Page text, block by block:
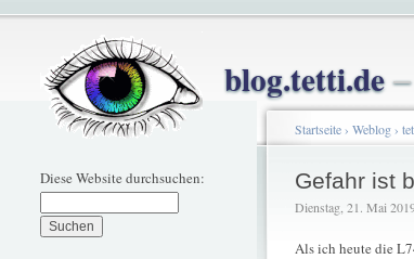
blog.tetti.de–
Diese Website durchsuchen:
Startseite› Weblog›
Gefahr ist
Dienstag, 21. Mai
Als ich heute die